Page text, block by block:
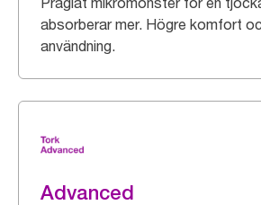
absorberar mer. Högre komfort
användning.
Advanced